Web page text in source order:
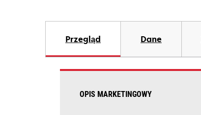
Przegląd Dane
OPIS MARKETINGOWY